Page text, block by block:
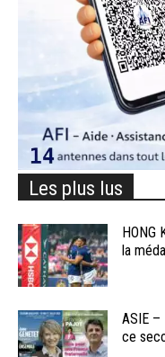
Les plus lus
HONG
la
ASIE –
ce